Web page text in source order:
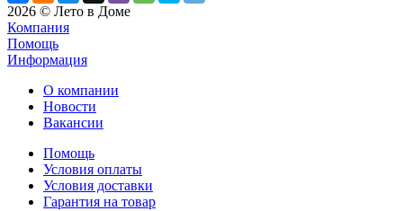
2026 © Лето в Доме
Компания
Помощь
Информация
О компании
Новости
Вакансии
Помощь
Условия оплаты
Условия доставки
Гарантия на товар